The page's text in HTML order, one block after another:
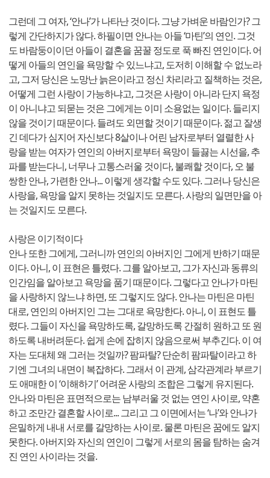
그런데 그 여자, ‘안나’가 나타난 것이다. 그냥 가벼운 바람인가? 그
렇게 간단하지가 않다. 하필이면 안나는 아들 ‘마틴’의 연인. 그것
도 바람둥이이던 아들이 결혼을 꿈꿀 정도로 푹 빠진 연인이다. 어
떻게 아들의 연인을 욕망할 수 있느냐고, 도저히 이해할 수 없노라
고, 그저 당신은 노망난 늙은이라고 정신 차리라고 질책하는 것은,
어떻게 그런 사랑이 가능하냐고, 그것은 사랑이 아니라 단지 욕정
이 아니냐고 되묻는 것은 그에게는 이미 소용없는 일이다. 들리지
않을 것이기 때문이다. 들려도 외면할 것이기 때문이다. 젊고 잘생
긴 데다가 심지어 자신보다 8살이나 어린 남자로부터 열렬한 사
랑을 받는 여자가 연인의 아버지로부터 욕망이 들끓는 시선을, 추
파를 받는다니, 너무나 고통스러울 것이다, 불쾌할 것이다, 오 불
쌍한 안나, 가련한 안나... 이렇게 생각할 수도 있다. 그러나 당신은
사랑을, 욕망을 알지 못하는 것일지도 모른다. 사랑의 일면만을 아
는 것일지도 모른다.
사랑은 이기적이다
안나 또한 그에게, 그러니까 연인의 아버지인 그에게 반하기 때문
이다. 아니, 이 표현은 틀렸다. 그를 알아보고, 그가 자신과 동류의
인간임을 알아보고 욕망을 품기 때문이다. 그렇다고 안나가 마틴
을 사랑하지 않느냐 하면, 또 그렇지도 않다. 안나는 마틴은 마틴
대로, 연인의 아버지인 그는 그대로 욕망한다. 아니, 이 표현도 틀
렸다. 그들이 자신을 욕망하도록, 갈망하도록 간절히 원하고 또 원
하도록 내버려둔다. 쉽게 손에 잡히지 않음으로써 부추긴다. 이 여
자는 도대체 왜 그러는 것일까? 팜파탈? 단순히 팜파탈이라고 하
기엔 그녀의 내면이 복잡하다. 그래서 이 관계, 삼각관계라 부르기
도 애매한 이 ‘이해하기’ 어려운 사랑의 조합은 그렇게 유지된다.
안나와 마틴은 표면적으로는 남부러울 것 없는 연인 사이로, 약혼
하고 조만간 결혼할 사이로... 그리고 그 이면에서는 ‘나’와 안나가
은밀하게 내내 서로를 갈망하는 사이로. 물론 마틴은 꿈에도 알지
못한다. 아버지와 자신의 연인이 그렇게 서로의 몸을 탐하는 숨겨
진 연인 사이라는 것을.